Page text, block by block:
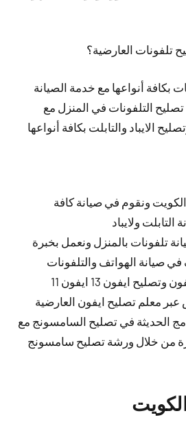
تلفونات العارضية؟
بكافة أنواعها مع خدمة الصيانة
التلفونات في المنزل مع
الايباد والتابلت بكافة أنواعها
ونقوم في صيانة كافة
التابلت ولايباد
تلفونات بالمنزل ونعمل بخبرة
صيانة الهواتف والتلفونات
نقوم في تصليح الايفون وتصليح ايفون 13 ايفون 11
الحديثة في تصليح السامسونج مع
من خلال ورشة تصليح سامسونج